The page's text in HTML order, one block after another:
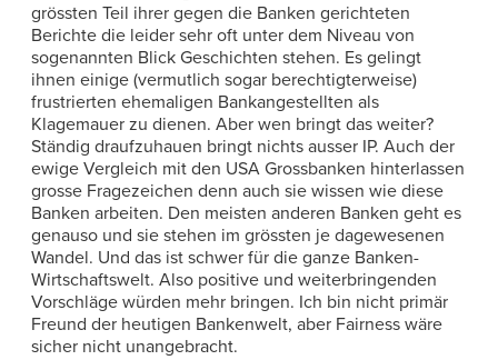
grössten Teil ihrer gegen die Banken gerichteten
Berichte die leider sehr oft unter dem Niveau von
sogenannten Blick Geschichten stehen. Es gelingt
ihnen einige (vermutlich sogar berechtigterweise)
frustrierten ehemaligen Bankangestellten als
Klagemauer zu dienen. Aber wen bringt das weiter?
Ständig draufzuhauen bringt nichts ausser IP. Auch der
ewige Vergleich mit den USA Grossbanken hinterlassen
grosse Fragezeichen denn auch sie wissen wie diese
Banken arbeiten. Den meisten anderen Banken geht es
genauso und sie stehen im grössten je dagewesenen
Wandel. Und das ist schwer für die ganze Banken-
Wirtschaftswelt. Also positive und weiterbringenden
Vorschläge würden mehr bringen. Ich bin nicht primär
Freund der heutigen Bankenwelt, aber Fairness wäre
sicher nicht unangebracht.